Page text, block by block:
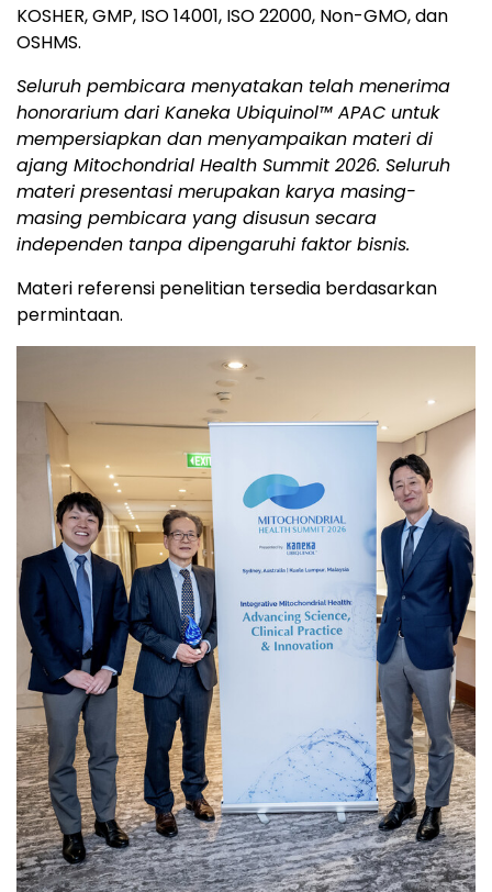
KOSHER, GMP, ISO 14001, ISO 22000, Non-GMO, dan
OSHMS.
Seluruh pembicara menyatakan telah menerima
honorarium dari Kaneka Ubiquinol™ APAC untuk
mempersiapkan dan menyampaikan materi di
ajang Mitochondrial Health Summit 2026. Seluruh
materi presentasi merupakan karya masing-
masing pembicara yang disusun secara
independen tanpa dipengaruhi faktor bisnis.
Materi referensi penelitian tersedia berdasarkan
permintaan.